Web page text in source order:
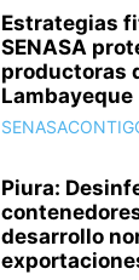
Estrategias
SENASA
productoras
Lambayeque
Piura:
desarrollo